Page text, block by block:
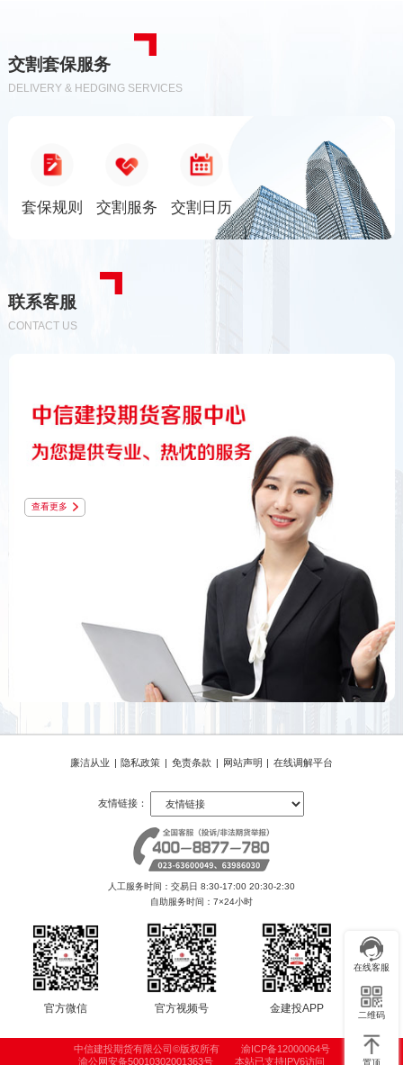
在线客服
二维码
置顶
交割套保服务
DELIVERY & HEDGING SERVICES
套保规则 交割服务 交割日历
联系客服
CONTACT US
查看更多
廉洁从业 隐私政策 免责条款 网站声明 在线调解平台
友情链接：
人工服务时间：交易日 8:30-17:00 20:30-2:30
自助服务时间：7×24小时
官方微信 官方视频号 金建投APP
中信建投期货有限公司©版权所有
渝ICP备12000064号
渝公网安备50010302001363号
本站已支持IPV6访问